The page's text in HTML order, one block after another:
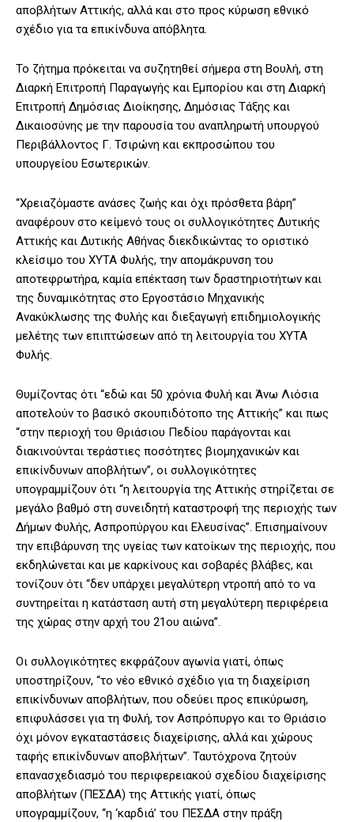
αποβλήτων Αττικής, αλλά και στο προς κύρωση εθνικό
σχέδιο για τα επικίνδυνα απόβλητα.
Το ζήτημα πρόκειται να συζητηθεί σήμερα στη Βουλή, στη
Διαρκή Επιτροπή Παραγωγής και Εμπορίου και στη Διαρκή
Επιτροπή Δημόσιας Διοίκησης, Δημόσιας Τάξης και
Δικαιοσύνης με την παρουσία του αναπληρωτή υπουργού
Περιβάλλοντος Γ. Τσιρώνη και εκπροσώπου του
υπουργείου Εσωτερικών.
“Χρειαζόμαστε ανάσες ζωής και όχι πρόσθετα βάρη”
αναφέρουν στο κείμενό τους οι συλλογικότητες Δυτικής
Αττικής και Δυτικής Αθήνας διεκδικώντας το οριστικό
κλείσιμο του ΧΥΤΑ Φυλής, την απομάκρυνση του
αποτεφρωτήρα, καμία επέκταση των δραστηριοτήτων και
της δυναμικότητας στο Εργοστάσιο Μηχανικής
Ανακύκλωσης της Φυλής και διεξαγωγή επιδημιολογικής
μελέτης των επιπτώσεων από τη λειτουργία του ΧΥΤΑ
Φυλής.
Θυμίζοντας ότι “εδώ και 50 χρόνια Φυλή και Άνω Λιόσια
αποτελούν το βασικό σκουπιδότοπο της Αττικής” και πως
“στην περιοχή του Θριάσιου Πεδίου παράγονται και
διακινούνται τεράστιες ποσότητες βιομηχανικών και
επικίνδυνων αποβλήτων”, οι συλλογικότητες
υπογραμμίζουν ότι “η λειτουργία της Αττικής στηρίζεται σε
μεγάλο βαθμό στη συνειδητή καταστροφή της περιοχής των
Δήμων Φυλής, Ασπροπύργου και Ελευσίνας”. Επισημαίνουν
την επιβάρυνση της υγείας των κατοίκων της περιοχής, που
εκδηλώνεται και με καρκίνους και σοβαρές βλάβες, και
τονίζουν ότι “δεν υπάρχει μεγαλύτερη ντροπή από το να
συντηρείται η κατάσταση αυτή στη μεγαλύτερη περιφέρεια
της χώρας στην αρχή του 21ου αιώνα”.
Οι συλλογικότητες εκφράζουν αγωνία γιατί, όπως
υποστηρίζουν, “το νέο εθνικό σχέδιο για τη διαχείριση
επικίνδυνων αποβλήτων, που οδεύει προς επικύρωση,
επιφυλάσσει για τη Φυλή, τον Ασπρόπυργο και το Θριάσιο
όχι μόνον εγκαταστάσεις διαχείρισης, αλλά και χώρους
ταφής επικίνδυνων αποβλήτων”. Ταυτόχρονα ζητούν
επανασχεδιασμό του περιφερειακού σχεδίου διαχείρισης
αποβλήτων (ΠΕΣΔΑ) της Αττικής γιατί, όπως
υπογραμμίζουν, “η ‘καρδιά’ του ΠΕΣΔΑ στην πράξη